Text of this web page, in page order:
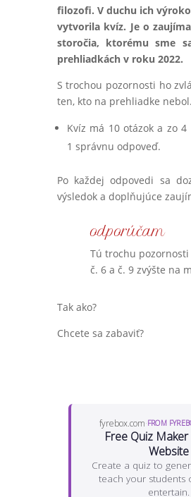
filozofi. V duchu ich
vytvorila kvíz. Je o
storočia, ktorému sme
prehliadkách v roku 2022.
S trochou pozornosti ho
ten, kto na prehliadke nebol.
Kvíz má 10 otázok a zo
1 správnu odpoveď.
Po každej odpovedi sa
výsledok a doplňujúce
odporúčam
Tú trochu
č. 6 a č. 9 zvýšte na
Tak ako?
Chcete sa zabaviť?